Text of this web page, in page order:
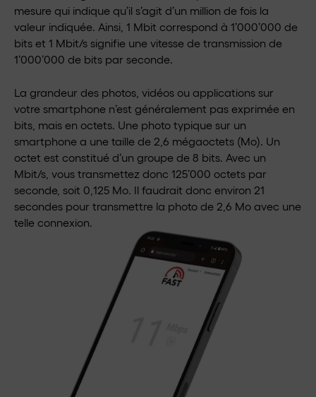
mesure qui indique qu’il s’agit d’un million de fois la
valeur indiquée. Ainsi, 1 Mbit correspond à 1’000’000 de
bits et 1 Mbit/s signifie une vitesse de transmission de
1’000’000 de bits par seconde.
La grandeur des photos, vidéos ou applications sur
votre smartphone n’est généralement pas exprimée en
bits, mais en octets. Une photo typique sur un
smartphone a une taille de 2,6 mégaoctets (Mo). Un
octet est constitué d’un groupe de 8 bits. Avec un
Mbit/s, vous transmettez donc 125’000 octets par
seconde, soit 0,125 Mo. Il faudrait donc environ 21
secondes pour transmettre la photo de 2,6 Mo avec une
telle connexion.